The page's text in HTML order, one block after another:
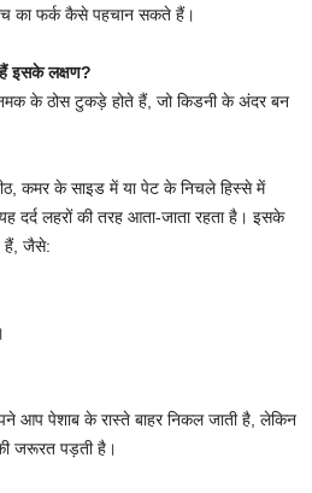
का फर्क कैसे पहचान सकते हैं।
इसके लक्षण?
के ठोस टुकड़े होते हैं, जो किडनी के अंदर बन
कमर के साइड में या पेट के निचले हिस्से में
दर्द लहरों की तरह आता-जाता रहता है। इसके
हैं, जैसे:
आप पेशाब के रास्ते बाहर निकल जाती है, लेकिन
जरूरत पड़ती है।